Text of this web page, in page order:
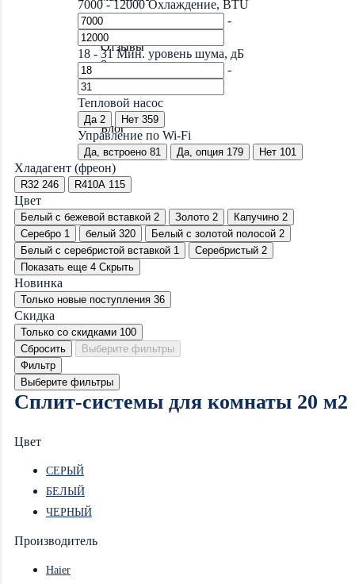
Отзывы
о
товарах
Блог
7000-12000 Охлаждение, BTU
-
18 - 31 Мин. уровень шума, дБ
-
Тепловой насос
Да 2 Нет 359
Управление по Wi-Fi
Да, встроено 81 Да, опция 179 Нет 101
Хладагент (фреон)
R32 246 R410A 115
Цвет
Белый с бежевой вставкой 2 Золото 2 Капучино 2
Серебро 1 белый 320 Белый с золотой полосой 2
Белый с серебристой вставкой 1 Серебристый 2
Показать еще 4 Скрыть
Новинка
Только новые поступления 36
Скидка
Только со cкидками 100
Сбросить
Выберите фильтры
Фильтр
Выберите фильтры
Сплит-системы для комнаты 20 м2
Цвет
СЕРЫЙ
БЕЛЫЙ
ЧЕРНЫЙ
Производитель
Haier